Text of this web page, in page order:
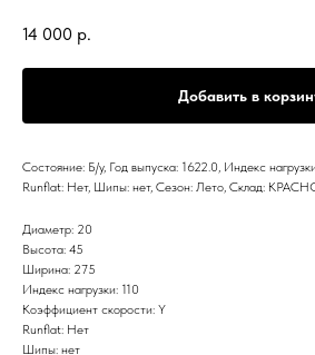
14 000 р.
Добавить в
Состояние: Б/у, Год выпуска: 1622.0, Индекс
Runflat: Нет, Шипы: нет, Сезон: Лето, Склад:
Диаметр: 20
Высота: 45
Ширина: 275
Индекс нагрузки: 110
Коэффициент скорости: Y
Runflat: Нет
Шипы: нет